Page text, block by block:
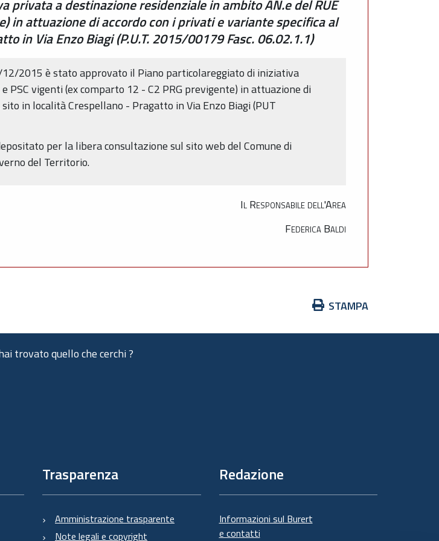
a destinazione residenziale in ambito AN.e del RUE
in attuazione di accordo con i privati e variante specifica al
in Via Enzo Biagi (P.U.T. 2015/00179 Fasc. 06.02.1.1)
2015 è stato approvato il Piano particolareggiato di iniziativa
vigenti (ex comparto 12 - C2 PRG previgente) in attuazione di
in località Crespellano - Pragatto in Via Enzo Biagi (PUT
per la libera consultazione sul sito web del Comune di
del Territorio.
Il Responsabile dell'Area
Federica Baldi
Azioni
documento
STAMPA
trovato quello che cerchi ?
Trasparenza
Amministrazione trasparente
Note legali e copyright
Redazione
Informazioni sul Burert
e contatti